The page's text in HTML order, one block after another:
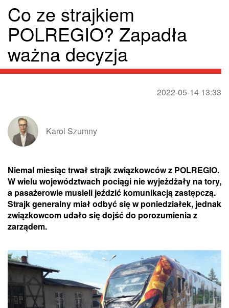
Co ze strajkiem
POLREGIO? Zapadła
ważna decyzja
2022-05-14 13:33
Karol Szumny
Niemal miesiąc trwał strajk związkowców z POLREGIO.
W wielu województwach pociągi nie wyjeżdżały na tory,
a pasażerowie musieli jeździć komunikacją zastępczą.
Strajk generalny miał odbyć się w poniedziałek, jednak
związkowcom udało się dojść do porozumienia z
zarządem.